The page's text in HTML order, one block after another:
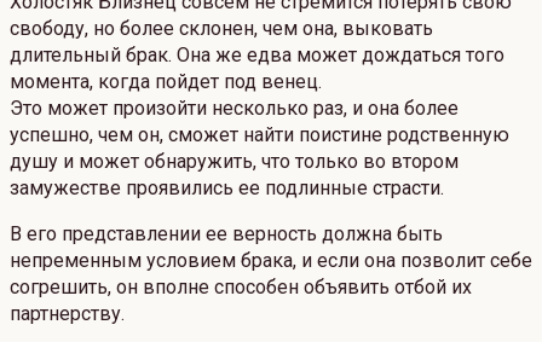
свободу, но более склонен, чем она, выковать
длительный брак. Она же едва может дождаться того
момента, когда пойдет под венец.
Это может произойти несколько раз, и она более
успешно, чем он, сможет найти поистине родственную
душу и может обнаружить, что только во втором
замужестве проявились ее подлинные страсти.
В его представлении ее верность должна быть
непременным условием брака, и если она позволит себе
согрешить, он вполне способен объявить отбой их
партнерству.